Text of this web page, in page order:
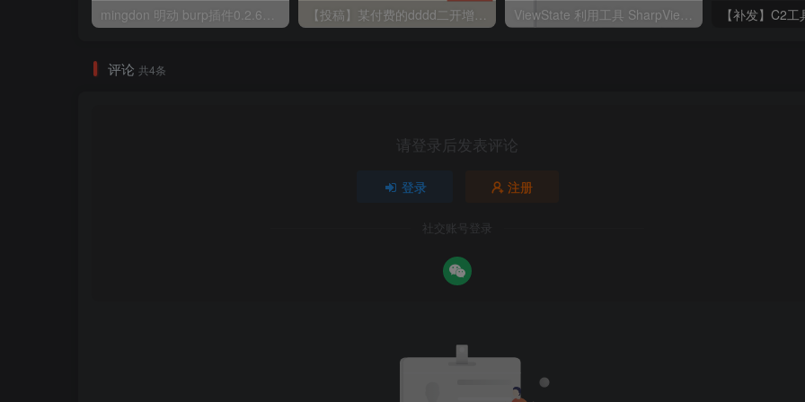
评论 共4条
请登录后发表评论
登录 注册
社交账号登录